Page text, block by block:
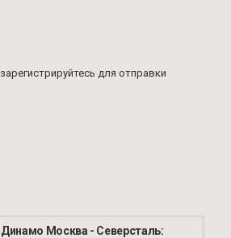
зарегистрируйтесь для отправки
Динамо Москва - Северсталь: